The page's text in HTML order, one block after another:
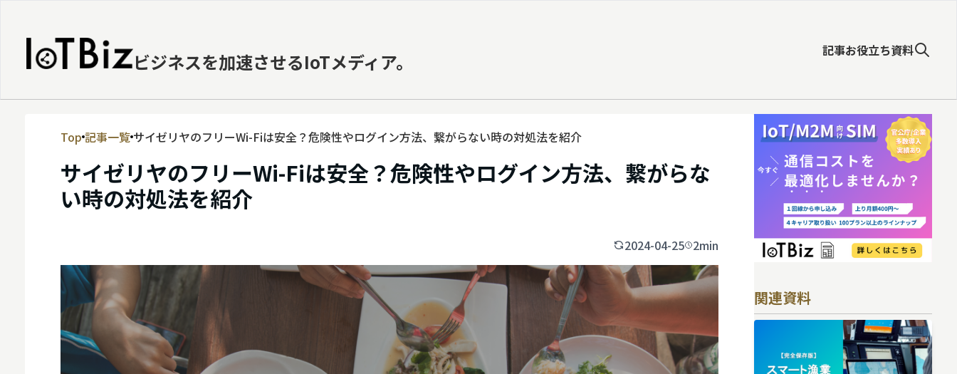
ビジネスを加速させるIoTメディア。 記事お役立ち資料
MVNE
エッジ
LPWA
PaaS
ビッグデータ
MNO
MVNO
Top 記事一覧 サイゼリヤのフリーWi-Fiは安全？危険性やログイン方法、繋がらない時の対処法を紹介
サイゼリヤのフリーWi-Fiは安全？危険性やログイン方法、繋がらな
い時の対処法を紹介
2024-04-25 2min
関連資料